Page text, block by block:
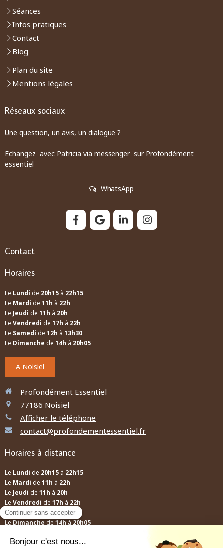
Séances
Infos pratiques
Contact
Blog
Plan du site
Mentions légales
Réseaux sociaux
Une question, un avis, un dialogue ?
Echangez avec Patricia via messenger sur Profondément
essentiel
WhatsApp
Contact
Horaires
Le Lundi de 20h15 à 22h15
Le Mardi de 11h à 22h
Le Jeudi de 11h à 20h
Le Vendredi de 17h à 22h
Le Samedi de 12h à 13h30
Le Dimanche de 14h à 20h05
A Noisiel
Profondément Essentiel
77186 Noisiel
Afficher le téléphone
contact@profondementessentiel.fr
Horaires à distance
Le Lundi de 20h15 à 22h15
Le Mardi de 11h à 22h
Le Jeudi de 11h à 20h
Le Vendredi de 17h à 22h
LeSamedide12hà13h30
Le Dimanche de 14h à 20h05